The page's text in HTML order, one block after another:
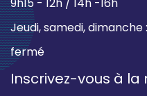
Jeudi, samedi, dimanche :
fermé
Inscrivez-vous à